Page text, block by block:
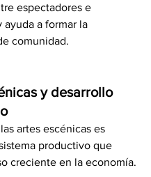
espectadores e
ayuda a formar la
comunidad.
y desarrollo
artes escénicas es
productivo que
creciente en la economía.